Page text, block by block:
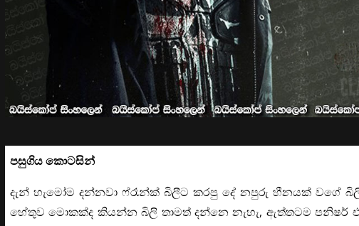
පසුගිය කොටසින්
දැන් හැමෝම දන්නවා ෆ්රෑන්ක් බිලීට කරපු දේ නපුරු හීනයක් වගේ
හේතුව මොකක්ද කියන්න බිලි තාමත් දන්නෙ නැහැ, ඇත්තටම පනිෂර්